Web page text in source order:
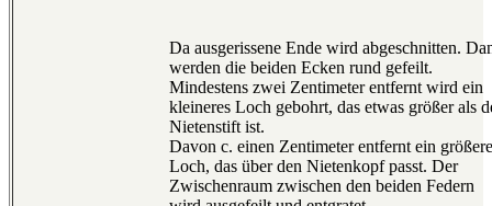
Da ausgerissene Ende wird abgeschnitten.
werden die beiden Ecken rund gefeilt.
Mindestens zwei Zentimeter entfernt wird ein
kleineres Loch gebohrt, das etwas größer als
Nietenstift ist.
Davon c. einen Zentimeter entfernt ein
Loch, das über den Nietenkopf passt. Der
Zwischenraum zwischen den beiden Federn